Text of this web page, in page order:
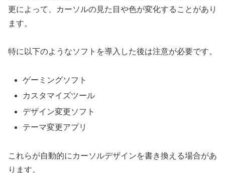
更によって、カーソルの見た目や色が変化することがあり
ます。
特に以下のようなソフトを導入した後は注意が必要です。
ゲーミングソフト
カスタマイズツール
デザイン変更ソフト
テーマ変更アプリ
これらが自動的にカーソルデザインを書き換える場合があ
ります。